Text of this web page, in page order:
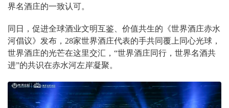
界名酒庄的一致认可。
同日，促进全球酒业文明互鉴、价值共生的《世界酒庄赤水
河倡议》发布，28家世界酒庄代表的手共同覆上同心光球，
世界酒庄的光芒在这里交汇，“世界酒庄同行，世界名酒共
进”的共识在赤水河左岸凝聚。